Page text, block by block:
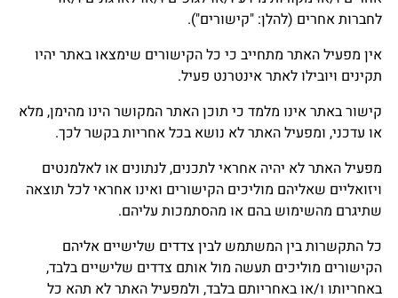
לחברות אחרים (להלן: "קישורים").
אין מפעיל האתר מתחייב כי כל הקישורים שימצאו באתר יהיו
תקינים ויובילו לאתר אינטרנט פעיל.
קישור באתר אינו מלמד כי תוכן האתר המקושר הינו מהימן, מלא
או עדכני, ומפעיל האתר לא נושא בכל אחריות בקשר לכך.
מפעיל האתר לא יהיה אחראי לתכנים, לנתונים או לאלמנטים
ויזואליים שאליהם מוליכים הקישורים ואינו אחראי לכל תוצאה
שתיגרם מהשימוש בהם או מהסתמכות עליהם.
כל התקשרות בין המשתמש לבין צדדים שלישיים אליהם
הקישורים מוליכים תעשה מול אותם צדדים שלישיים בלבד,
באחריותו ו/או באחריותם בלבד, ולמפעיל האתר לא תהא כל